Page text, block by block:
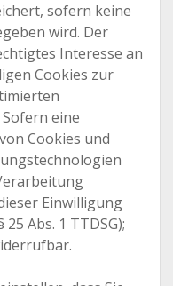
sofern keine
wird. Der
Interesse an
Cookies zur
eine
Cookies und
Einwilligung
25 Abs. 1 TTDSG);